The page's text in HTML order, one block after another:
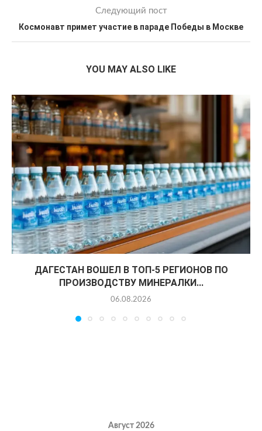
Следующий пост
Космонавт примет участие в параде Победы в Москве
YOU MAY ALSO LIKE
ДАГЕСТАН ВОШЕЛ В ТОП-5 РЕГИОНОВ ПО
ПРОИЗВОДСТВУ МИНЕРАЛКИ...
06.08.2026
Август 2026